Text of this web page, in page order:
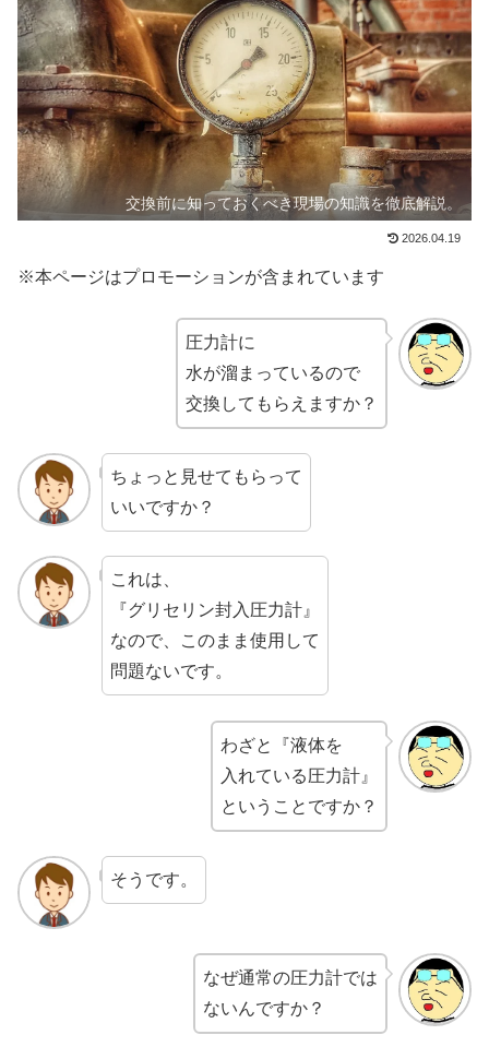
交換前に知っておくべき現場の知識を徹底解説。
2026.04.19
※本ページはプロモーションが含まれています
圧力計に
水が溜まっているので
交換してもらえますか？
ちょっと見せてもらって
いいですか？
これは、
『グリセリン封入圧力計』
なので、このまま使用して
問題ないです。
わざと『液体を
入れている圧力計』
ということですか？
そうです。
なぜ通常の圧力計では
ないんですか？